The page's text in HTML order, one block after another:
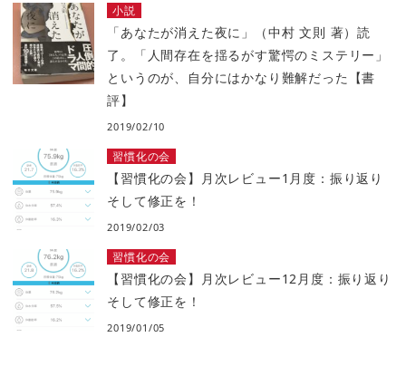
小説
「あなたが消えた夜に」（中村 文則 著）読
了。「人間存在を揺るがす驚愕のミステリー」
というのが、自分にはかなり難解だった【書
評】
2019/02/10
習慣化の会
【習慣化の会】月次レビュー1月度：振り返り
そして修正を！
2019/02/03
習慣化の会
【習慣化の会】月次レビュー12月度：振り返り
そして修正を！
2019/01/05